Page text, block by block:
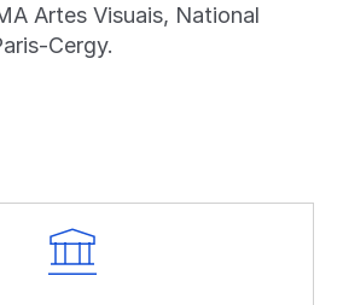
Artes Visuais, National
Cergy.